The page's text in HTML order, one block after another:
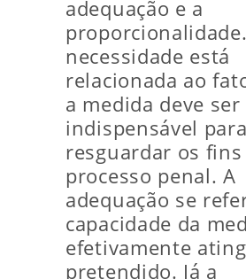
adequação e a
necessidade está
relacionada ao
a medida deve ser
indispensável para
resguardar os fins
processo penal. A
adequação se
capacidade da
efetivamente
pretendido. Já a